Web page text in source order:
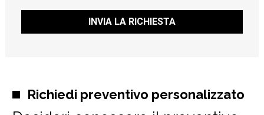
Richiedi preventivo personalizzato
INVIA LA RICHIESTA